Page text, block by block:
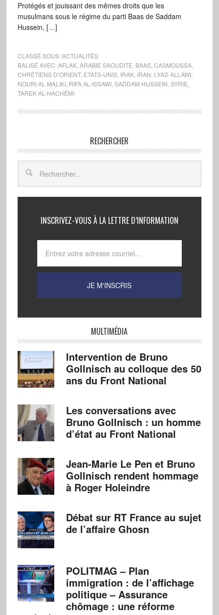
Protégés et jouissant des mêmes droits que les
musulmans sous le régime du parti Baas de Saddam
Hussein, […]
CLASSÉ SOUS :ACTUALITÉS
BALISÉ AVEC :AFLAK, ARABIE SAOUDITE BAAS, CASMOUSSA,
CHRÉTIENS D’ORIENT, ETATS-UNIS, IRAK, IRAN LYAD ALLAWI,
NOURI AL MALIKI, RIFA AL-ISSAWI, SADDAM HUSSEIN SYRIE
TAREK AL-HACHÉMI
RECHERCHER
INSCRIVEZ-VOUS À LA LETTRE D’INFORMATION
MULTIMÉDIA
Intervention de Bruno
Gollnisch au colloque des 50
ans du Front National
Les conversations avec
Bruno Gollnisch : un homme
d’état au Front National
Jean-Marie Le Pen et Bruno
Gollnisch rendent hommage
à Roger Holeindre
Débat sur RT France au sujet
de l’affaire Ghosn
POLITMAG – Plan
immigration : de l’affichage
politique – Assurance
chômage : une réforme